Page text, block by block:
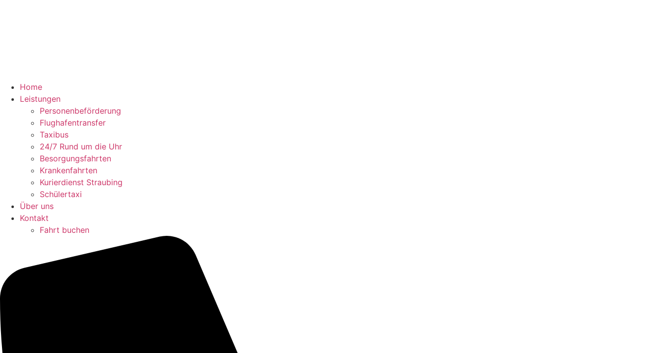
Home
Leistungen
Personenbeförderung
Flughafentransfer
Taxibus
24/7 Rund um die Uhr
Besorgungsfahrten
Krankenfahrten
Kurierdienst Straubing
Schülertaxi
Über uns
Kontakt
Fahrt buchen